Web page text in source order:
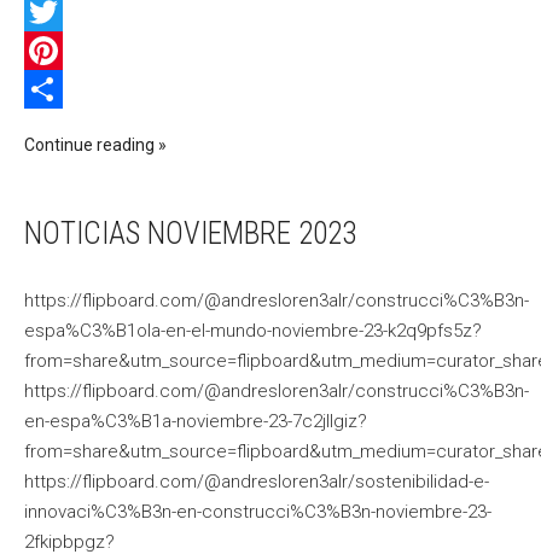
Facebook
Twitter
Pinterest
Continue reading
NOTICIAS NOVIEMBRE 2023
https://flipboard.com/@andresloren3alr/construcci%C3%B3n-
espa%C3%B1ola-en-el-mundo-noviembre-23-k2q9pfs5z?
https://flipboard.com/@andresloren3alr/construcci%C3%B3n-
en-espa%C3%B1a-noviembre-23-7c2jllgiz?
https://flipboard.com/@andresloren3alr/sostenibilidad-e-
innovaci%C3%B3n-en-construcci%C3%B3n-noviembre-23-
2fkipbpgz?